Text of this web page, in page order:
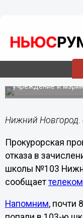
Прокуратура
отказа в
Сотрудники
учреждение и
Нижний Новгород.
Прокурорская
отказа в
школы №103
сообщает
Напомним, почти